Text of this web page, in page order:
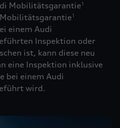
Mobilitätsgarantie1
1
einem Audi
Inspektion oder
ist, kann diese neu
eine Inspektion inklusive
bei einem Audi
wird.